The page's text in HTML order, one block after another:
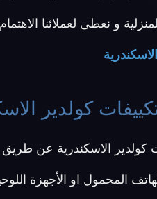
و نعطى لعملائنا الاهتمام
كولدير
الاسكندرية عن طريق
المحمول او الأجهزة